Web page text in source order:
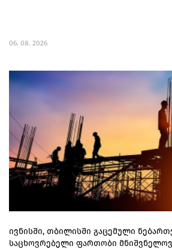
06. 08. 2026
ივნისში, თბილისში გაცემული
საცხოვრებელი ფართობი